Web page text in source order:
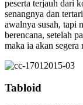
peserta terjauh dari
senangnya dan
awalnya susah, tapi
berencana, setelah
maka ia akan
Tabloid